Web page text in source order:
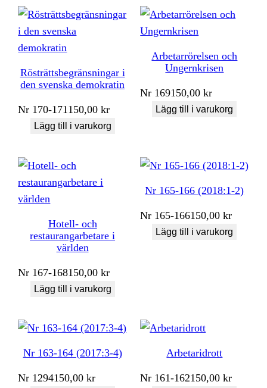
Rösträttsbegränsningar i
den svenska demokratin
Nr 170-171150,00kr
Lägg till i varukorg
Arbetarrörelsen och
Ungernkrisen
Nr 169150,00kr
Lägg till i varukorg
Hotell- och
restaurangarbetare i
världen
Nr 167-168150,00kr
Lägg till i varukorg
Nr 165-166 (2018:1-2)
Nr 165-166150,00kr
Lägg till i varukorg
Nr 163-164 (2017:3-4)
Nr 1294150,00kr
Arbetaridrott
Nr 161-162150,00kr